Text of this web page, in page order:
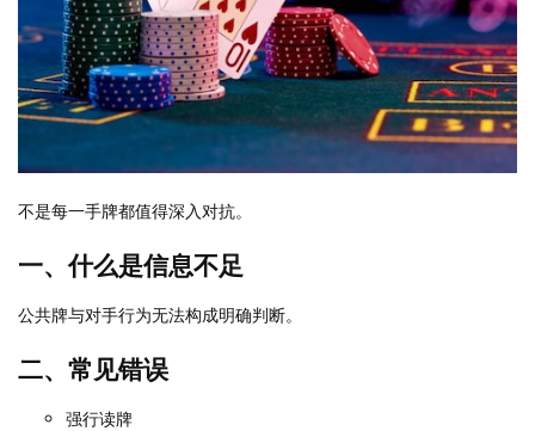
不是每一手牌都值得深入对抗。
一、什么是信息不足
公共牌与对手行为无法构成明确判断。
二、常见错误
强行读牌